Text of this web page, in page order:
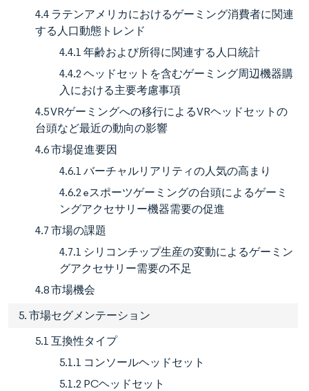
4.4 ラテンアメリカにおけるゲーミング消費者に関連
する人口動態トレンド
4.4.1 年齢および所得に関連する人口統計
4.4.2 ヘッドセットを含むゲーミング周辺機器購
入における主要考慮事項
4.5 VRゲーミングへの移行によるVRヘッドセットの
台頭など最近の動向の影響
4.6 市場促進要因
4.6.1 バーチャルリアリティの人気の高まり
4.6.2 eスポーツゲーミングの台頭によるゲーミ
ングアクセサリー機器需要の促進
4.7 市場の課題
4.7.1 シリコンチップ生産の変動によるゲーミン
グアクセサリー需要の不足
4.8 市場機会
5. 市場セグメンテーション
5.1 互換性タイプ
5.1.1 コンソールヘッドセット
5.1.2 PCヘッドセット